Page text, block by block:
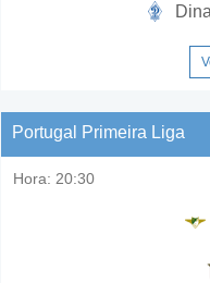
Portugal Primeira Liga
Hora: 20:30